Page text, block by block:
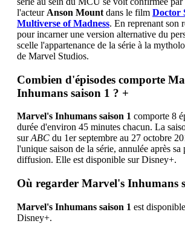
l'acteur Anson Mount dans le film Doctor
Multiverse of Madness. En reprenant son
pour incarner une version alternative du
scelle l'appartenance de la série à la
de Marvel Studios.
Combien d'épisodes comporte
Inhumans saison 1 ? +
Marvel's Inhumans saison 1 comporte 8
durée d'environ 45 minutes chacun. La
surABC du 1er septembre au 27 octobre
l'unique saison de la série, annulée après sa
diffusion. Elle est disponible sur Disney+.
Où regarder Marvel's Inhumans
Marvel's Inhumans saison 1 est
Disney+.